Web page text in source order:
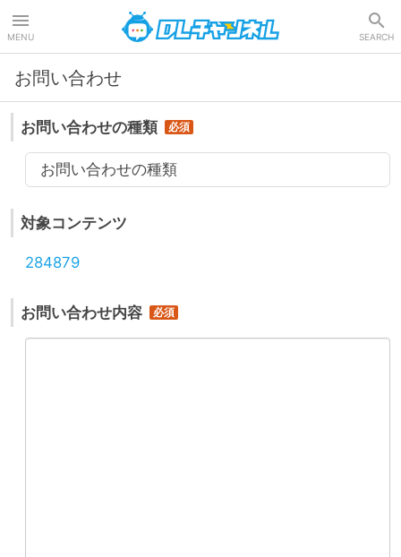
MENU SEARCH
お問い合わせ
お問い合わせの種類
お問い合わせの種類
対象コンテンツ
284879
お問い合わせ内容